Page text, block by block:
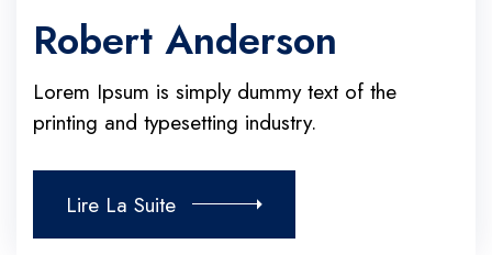
Robert Anderson
Lorem Ipsum is simply dummy text of the
printing and typesetting industry.
Lire La Suite